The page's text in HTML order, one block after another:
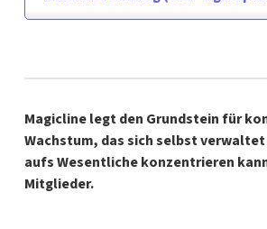
Magicline legt den Grundstein für
Wachstum, das sich selbst verwaltet
aufs Wesentliche konzentrieren
Mitglieder.